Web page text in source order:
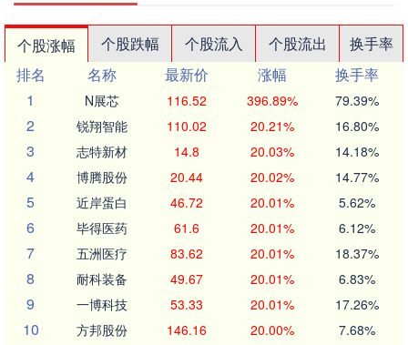
个股涨幅 个股跌幅 个股流入 个股流出
换手率
排名
名称 最新价 涨幅
换手率
1
N展芯 116.52 396.89% 79.39%
2 锐翔智能 110.02 20.21% 16.80%
3 志特新材 14.8 20.03% 14.18%
4 博腾股份 20.44 20.02% 14.77%
5 近岸蛋白 46.72 20.01% 5.62%
6 毕得医药 61.6 20.01% 6.12%
7 五洲医疗 83.62 20.01% 18.37%
8 耐科装备 49.67 20.01% 6.83%
9 一博科技 53.33 20.01% 17.26%
10 方邦股份 146.16 20.00% 7.68%